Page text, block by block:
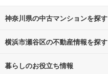
神奈川県の中古マンションを探す
路線・駅から探す
通勤・通学時間から探す
横浜市瀬谷区の不動産情報を探す
不動産・住宅
暮らしのお役立ち情報